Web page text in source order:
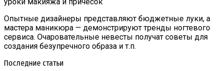
Опытные дизайнеры представляют бюджетные луки, а
мастера маникюра — демонстрируют тренды ногтевого
сервиса. Очаровательные невесты получат советы для
создания безупречного образа и т.п.
Последние статьи